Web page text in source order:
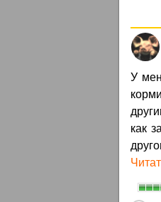
У
как